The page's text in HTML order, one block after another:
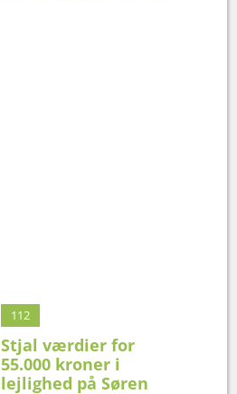
112
Stjal værdier for
55.000 kroner i
lejlighed på Søren